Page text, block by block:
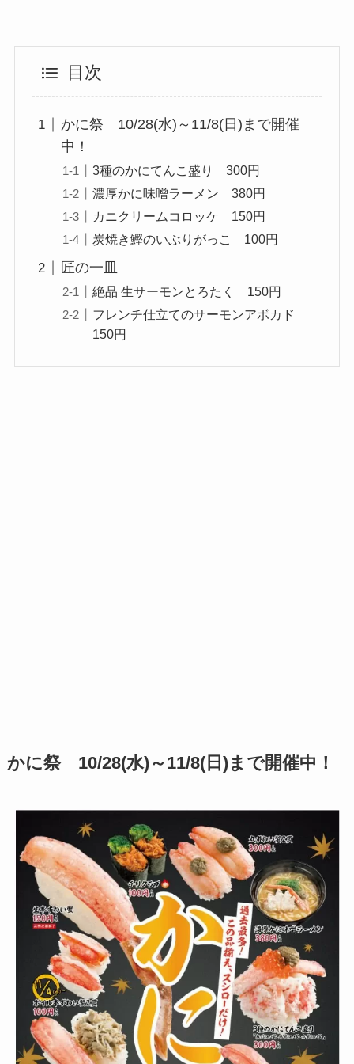
目次
かに祭 10/28(水)～11/8(日)まで開催
中！
3種のかにてんこ盛り 300円
濃厚かに味噌ラーメン 380円
カニクリームコロッケ 150円
炭焼き鰹のいぶりがっこ 100円
匠の一皿
絶品 生サーモンとろたく 150円
フレンチ仕立てのサーモンアボカド
150円
かに祭 10/28(水)～11/8(日)まで開催中！